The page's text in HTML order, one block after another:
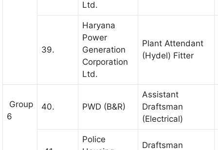
Ltd.
39.
Haryana
Power
Generation
Corporation
Ltd.
Plant Attendant
(Hydel) Fitter
Group
6
40. PWD (B&R)
Assistant
Draftsman
(Electrical)
Police
Draftsman